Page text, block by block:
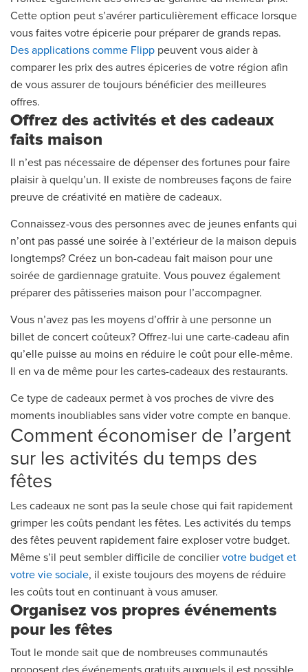
Cette option peut s’avérer particulièrement efficace lorsque
vous faites votre épicerie pour préparer de grands repas.
Des applications comme Flipp peuvent vous aider à
comparer les prix des autres épiceries de votre région afin
de vous assurer de toujours bénéficier des meilleures
offres.
Offrez des activités et des cadeaux
faits maison
Il n’est pas nécessaire de dépenser des fortunes pour faire
plaisir à quelqu’un. Il existe de nombreuses façons de faire
preuve de créativité en matière de cadeaux.
Connaissez-vous des personnes avec de jeunes enfants qui
n’ont pas passé une soirée à l’extérieur de la maison depuis
longtemps? Créez un bon-cadeau fait maison pour une
soirée de gardiennage gratuite. Vous pouvez également
préparer des pâtisseries maison pour l’accompagner.
Vous n’avez pas les moyens d’offrir à une personne un
billet de concert coûteux? Offrez-lui une carte-cadeau afin
qu’elle puisse au moins en réduire le coût pour elle-même.
Il en va de même pour les cartes-cadeaux des restaurants.
Ce type de cadeaux permet à vos proches de vivre des
moments inoubliables sans vider votre compte en banque.
Comment économiser de l’argent
sur les activités du temps des
fêtes
Les cadeaux ne sont pas la seule chose qui fait rapidement
grimper les coûts pendant les fêtes. Les activités du temps
des fêtes peuvent rapidement faire exploser votre budget.
Même s’il peut sembler difficile de concilier votre budget et
votre vie sociale, il existe toujours des moyens de réduire
les coûts tout en continuant à vous amuser.
Organisez vos propres événements
pour les fêtes
Tout le monde sait que de nombreuses communautés